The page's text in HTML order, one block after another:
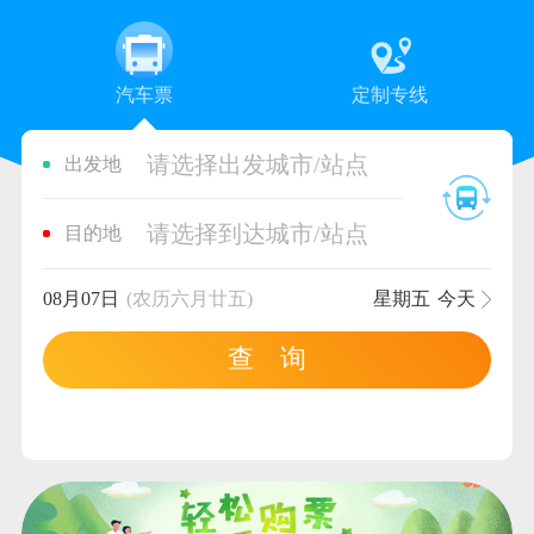
汽车票 定制专线
出发地 请选择出发城市/站点
目的地 请选择到达城市/站点
08月07日 (农历六月廿五) 星期五 今天
查 询